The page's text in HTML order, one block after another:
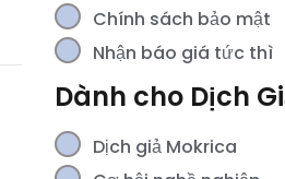
Chính sách bảo mật
Nhận báo giá tức thì
Dành cho Dịch
Dịch giả Mokrica